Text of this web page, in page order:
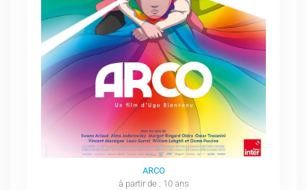
ARCO
à partir de : 10 ans